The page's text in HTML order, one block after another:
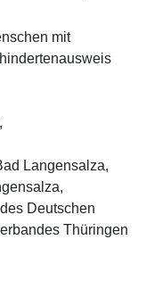
mit
Langensalza,
Deutschen
Thüringen